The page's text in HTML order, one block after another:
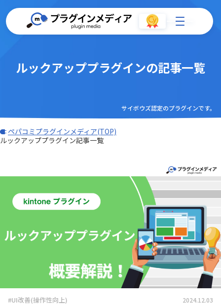
ルックアッププラグインの記事一覧
サイボウズ認定のプラグインです。
ペパコミプラグインメディア(TOP)
ルックアッププラグイン記事一覧
#UI改善(操作性向上) 2024.12.03